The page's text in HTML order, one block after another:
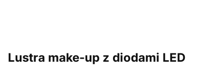
Lustra make-up z diodami LED